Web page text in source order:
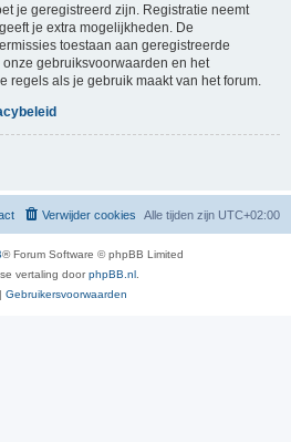
je geregistreerd zijn. Registratie neemt
je extra mogelijkheden. De
toestaan aan geregistreerde
gebruiksvoorwaarden en het
regels als je gebruik maakt van het forum.
Alle tijden zijn UTC+02:00
Verwijder cookies
® Forum Software © phpBB Limited
vertaling doorphpBB.nl
| Gebruikersvoorwaarden